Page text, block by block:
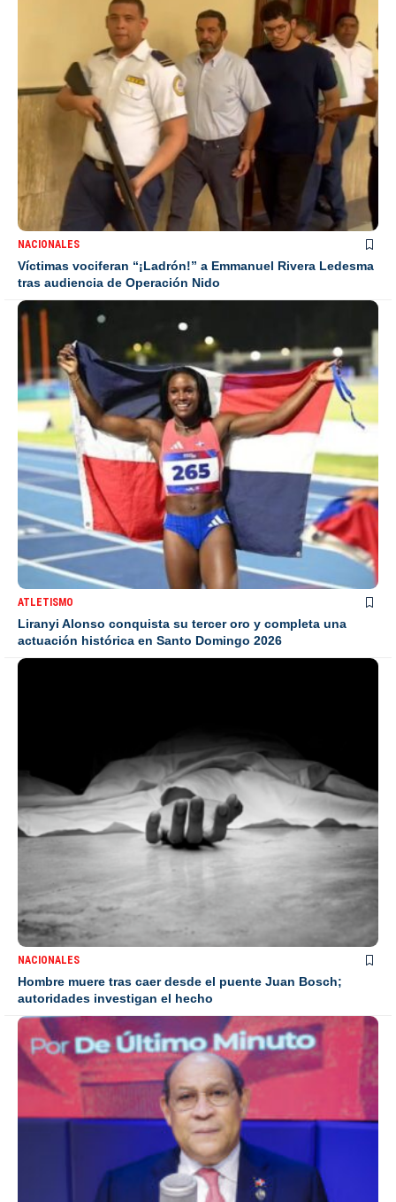
NACIONALES
Víctimas vociferan “¡Ladrón!” a Emmanuel Rivera Ledesma
tras audiencia de Operación Nido
ATLETISMO
Liranyi Alonso conquista su tercer oro y completa una
actuación histórica en Santo Domingo 2026
NACIONALES
Hombre muere tras caer desde el puente Juan Bosch;
autoridades investigan el hecho